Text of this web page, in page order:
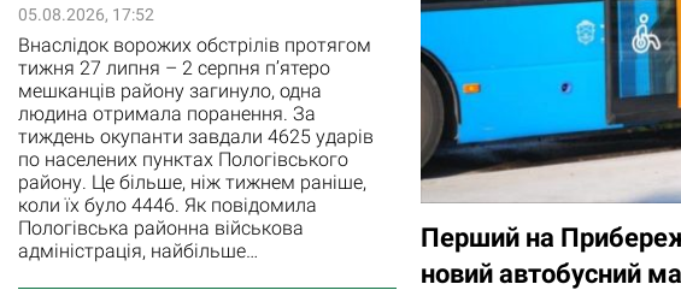
05.08.2026, 17:52
Внаслідок ворожих обстрілів протягом
тижня 27 липня – 2 серпня п’ятеро
мешканців району загинуло, одна
людина отримала поранення. За
тиждень окупанти завдали 4625 ударів
по населених пунктах Пологівського
району. Це більше, ніж тижнем раніше,
коли їх було 4446. Як повідомила
Пологівська районна військова
адміністрація, найбільше…
Перший на
новий автобусний